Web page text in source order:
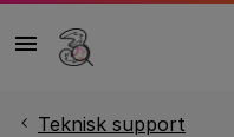
Teknisk support